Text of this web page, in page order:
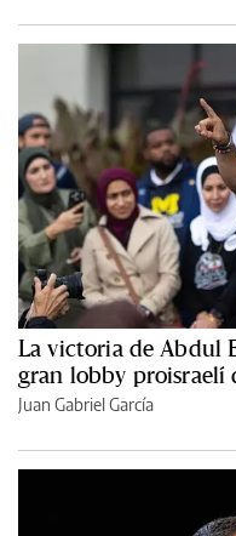
La victoria de Abdul
gran lobby proisraelí
Juan Gabriel García